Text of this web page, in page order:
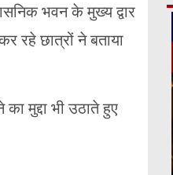
भवन के मुख्य द्वार
रहे छात्रों ने बताया
मुद्दा भी उठाते हुए